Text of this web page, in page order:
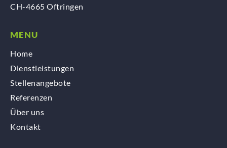
CH-4665 Oftringen
MENU
Home
Dienstleistungen
Stellenangebote
Referenzen
Über uns
Kontakt